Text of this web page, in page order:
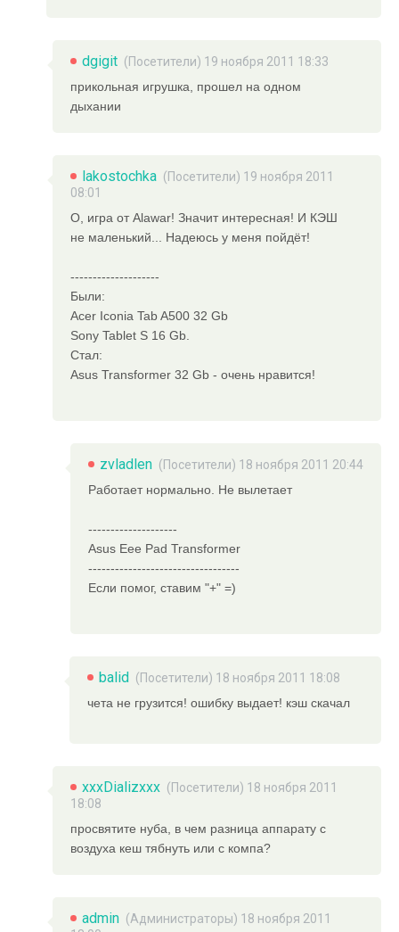
dgigit (Посетители) 19 ноября 2011 18:33
прикольная игрушка, прошел на одном
дыхании
lakostochka (Посетители) 19 ноября 2011
08:01
О, игра от Alawar! Значит интересная! И КЭШ
не маленький... Надеюсь у меня пойдёт!
--------------------
Были:
Acer Iconia Tab A500 32 Gb
Sony Tablet S 16 Gb.
Стал:
Asus Transformer 32 Gb - очень нравится!
zvladlen (Посетители) 18 ноября 2011 20:44
Работает нормально. Не вылетает
--------------------
Asus Eee Pad Transformer
----------------------------------
Если помог, ставим "+" =)
balid
(Посетители) 18 ноября 2011 18:08
чета не грузится! ошибку выдает! кэш скачал
xxxDializxxx (Посетители) 18 ноября 2011
18:08
просвятите нуба, в чем разница аппарату с
воздуха кеш тябнуть или с компа?
admin (Администраторы) 18 ноября 2011